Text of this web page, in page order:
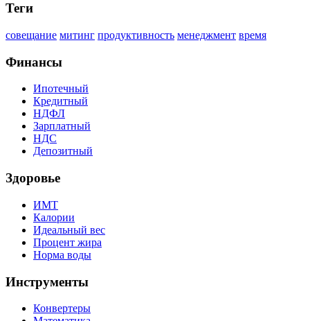
Теги
совещание митинг продуктивность менеджмент время
Финансы
Ипотечный
Кредитный
НДФЛ
Зарплатный
НДС
Депозитный
Здоровье
ИМТ
Калории
Идеальный вес
Процент жира
Норма воды
Инструменты
Конвертеры